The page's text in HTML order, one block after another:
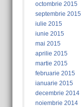
octombrie 2015
septembrie 2015
iulie 2015
iunie 2015
mai 2015
aprilie 2015
martie 2015
februarie 2015
ianuarie 2015
decembrie 2014
noiembrie 2014